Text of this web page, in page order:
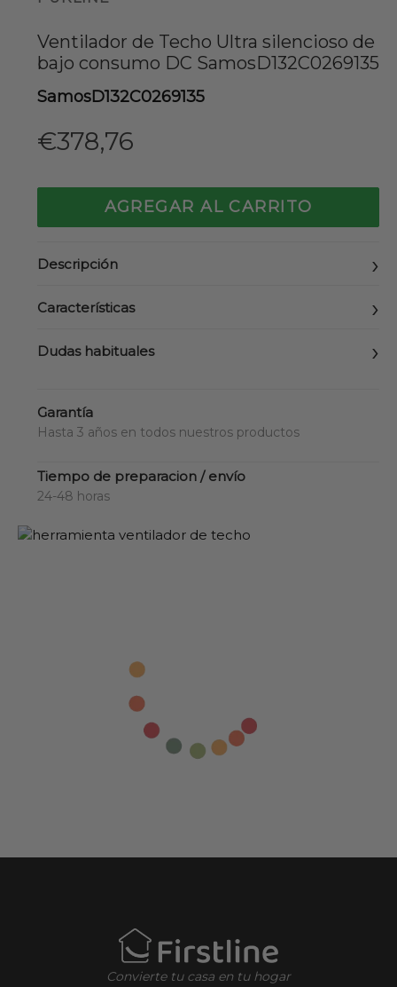
Ventilador de Techo Ultra silencioso de
bajo consumo DC SamosD132C0269135
SamosD132C0269135
Precio
€378,76
AGREGAR AL CARRITO
Descripción
Características
Dudas habituales
Garantía
Hasta 3 años en todos nuestros productos
Tiempo de preparacion / envío
24-48 horas
Convierte tu casa en tu hogar